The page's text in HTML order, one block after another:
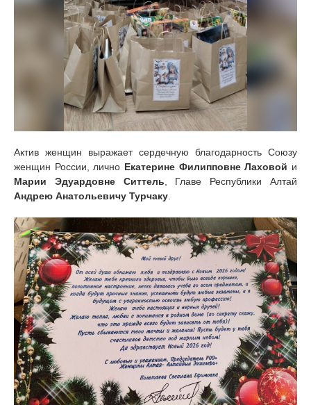
Актив женщин выражает сердечную благодарность Союзу
женщин России, лично Екатерине Филипповне Лаховой и
Марии Эдуардовне Ситтель, Главе Республики Алтай
Андрею Анатольевичу Турчаку.